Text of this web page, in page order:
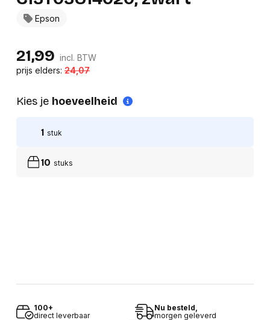
Epson
21,99 incl. BTW
prijs elders:24,07
Kies je hoeveelheid
1 stuk
10 stuks
100+
direct leverbaar
Nu besteld,
morgen geleverd